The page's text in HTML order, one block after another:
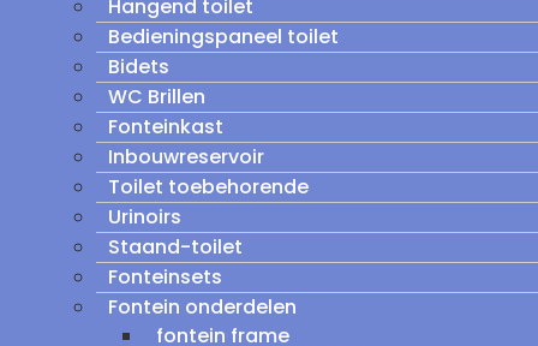
Hangend toilet
Bedieningspaneel toilet
Bidets
WC Brillen
Fonteinkast
Inbouwreservoir
Toilet toebehorende
Urinoirs
Staand-toilet
Fonteinsets
Fontein onderdelen
fontein frame